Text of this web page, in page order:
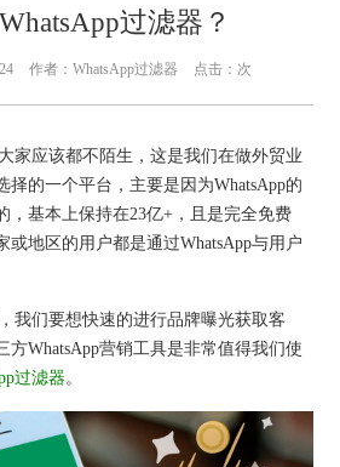
过滤器？
作者：WhatsApp过滤器 点击： 次
应该都不陌生，这是我们在做外贸业
择的一个平台，主要是因为WhatsApp的
，基本上保持在23亿+，且是完全免费
或地区的用户都是通过WhatsApp与用户
们要想快速的进行品牌曝光获取客
方WhatsApp营销工具是非常值得我们使
过滤器。